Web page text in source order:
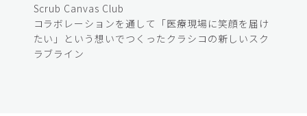
Scrub Canvas Club
コラボレーションを通して「医療現場に笑顔を届け
たい」という想いでつくったクラシコの新しいスク
ラブライン